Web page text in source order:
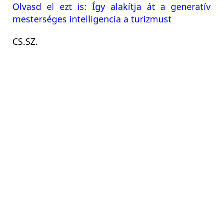
Olvasd el ezt is: Így alakítja át a generatív
mesterséges intelligencia a turizmust
CS.SZ.